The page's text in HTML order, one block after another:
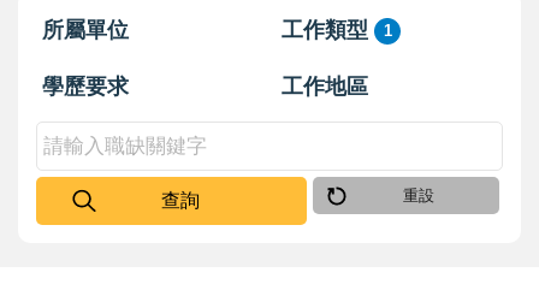
所屬單位 工作類型 1
學歷要求 工作地區
查詢 重設